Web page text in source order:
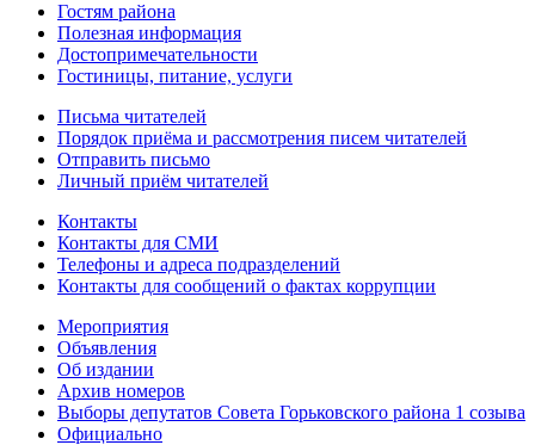
Гостям района
Полезная информация
Достопримечательности
Гостиницы, питание, услуги
Письма читателей
Порядок приёма и рассмотрения писем читателей
Отправить письмо
Личный приём читателей
Контакты
Контакты для СМИ
Телефоны и адреса подразделений
Контакты для сообщений о фактах коррупции
Мероприятия
Объявления
Об издании
Архив номеров
Выборы депутатов Совета Горьковского района 1 созыва
Официально